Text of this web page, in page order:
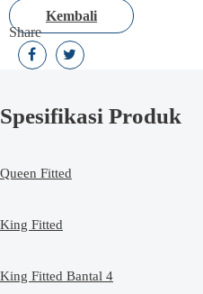
Kembali
Share
Spesifikasi Produk
Queen Fitted
King Fitted
King Fitted Bantal 4